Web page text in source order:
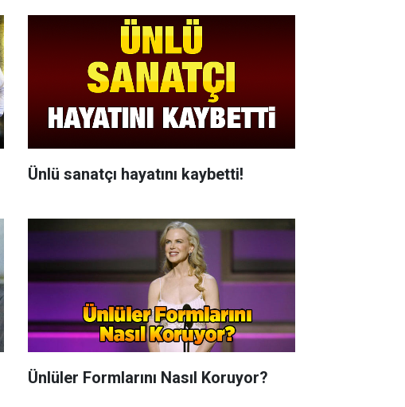
Ünlü sanatçı hayatını kaybetti!
Ünlüler Formlarını Nasıl Koruyor?